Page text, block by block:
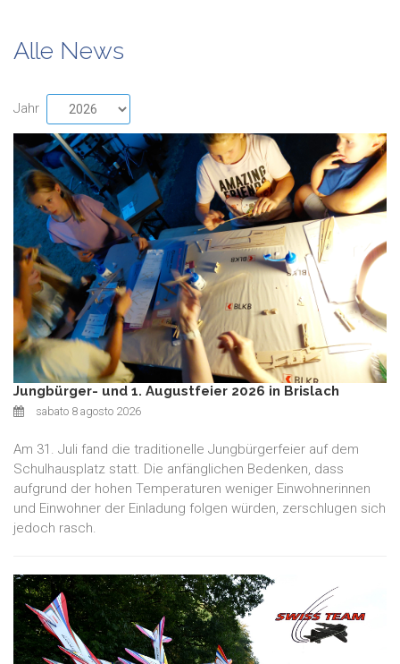
Alle News
Jahr
Jungbürger- und 1. Augustfeier 2026 in Brislach
sabato 8 agosto 2026
Am 31. Juli fand die traditionelle Jungbürgerfeier auf dem
Schulhausplatz statt. Die anfänglichen Bedenken, dass
aufgrund der hohen Temperaturen weniger Einwohnerinnen
und Einwohner der Einladung folgen würden, zerschlugen sich
jedoch rasch.